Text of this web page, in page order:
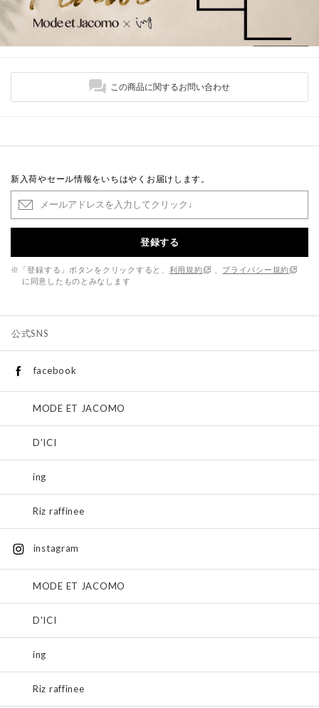
この商品に関するお問い合わせ
新入荷やセール情報をいちはやくお届けします。
登録する
※「登録する」ボタンをクリックすると、 利用規約
プライバシー規約
に同意したものとみなします
公式SNS
facebook
MODE ET JACOMO
D'ICI
ing
Riz raffinee
instagram
MODE ET JACOMO
D'ICI
ing
Riz raffinee